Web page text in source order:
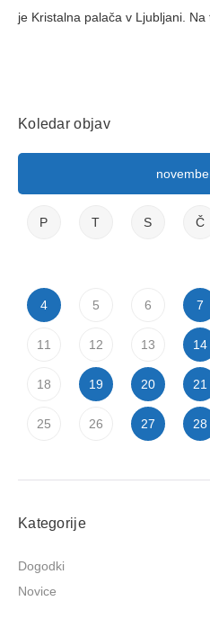
je Kristalna palača v Ljubljani.
Koledar objav
P T S Č
4 5 6 7
11 12 13 14
18 19 20 21
25 26 27 28
Kategorije
Dogodki
Novice